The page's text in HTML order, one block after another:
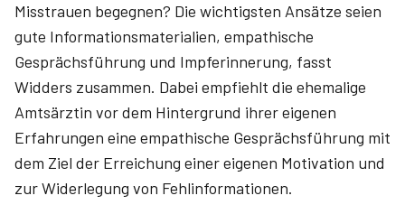
Misstrauen begegnen? Die wichtigsten Ansätze seien
gute Informationsmaterialien, empathische
Gesprächsführung und Impferinnerung, fasst
Widders zusammen. Dabei empfiehlt die ehemalige
Amtsärztin vor dem Hintergrund ihrer eigenen
Erfahrungen eine empathische Gesprächsführung mit
dem Ziel der Erreichung einer eigenen Motivation und
zur Widerlegung von Fehlinformationen.